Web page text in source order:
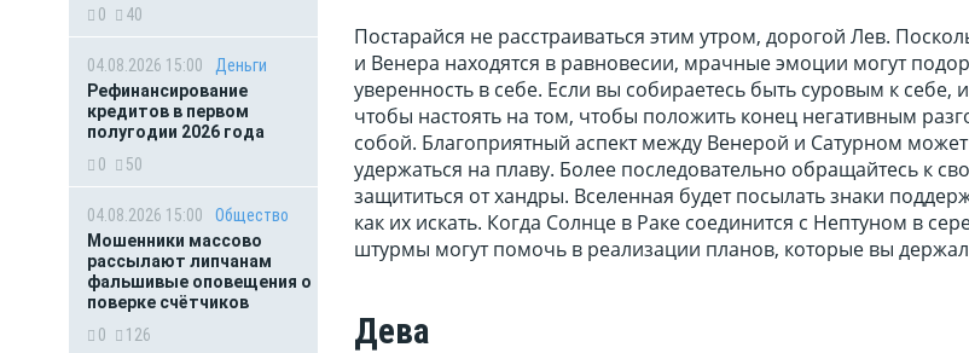
0
40
04.08.2026 15:00
Деньги
Рефинансирование
кредитов в первом
полугодии 2026 года
0
50
04.08.2026 15:00
Общество
Мошенники массово
рассылают липчанам
фальшивые оповещения о
поверке счётчиков
0
126
Постарайся не расстраиваться этим утром, дорогой Лев.
и Венера находятся в равновесии, мрачные эмоции могут
уверенность в себе. Если вы собираетесь быть суровым к себе,
чтобы настоять на том, чтобы положить конец негативным
собой. Благоприятный аспект между Венерой и Сатурном
удержаться на плаву. Более последовательно обращайтесь к
защититься от хандры. Вселенная будет посылать знаки
как их искать. Когда Солнце в Раке соединится с Нептуном в
штурмы могут помочь в реализации планов, которые вы
Дева